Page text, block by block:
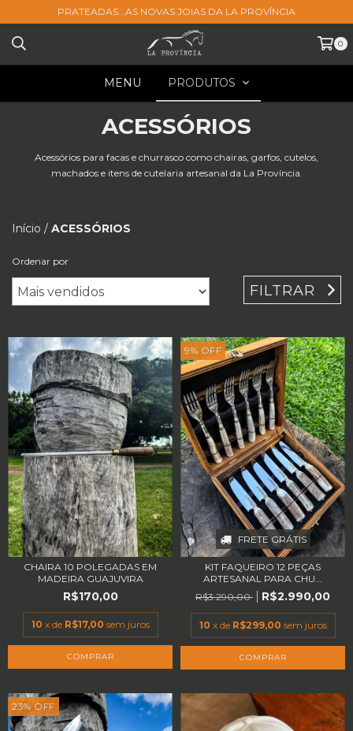
PRATEADAS...AS NOVAS JOIAS DA LA PROVÍNCIA
0
MENU PRODUTOS
ACESSÓRIOS
Acessórios para facas e churrasco como chairas, garfos, cutelos,
machados e itens de cutelaria artesanal da La Província.
Início / ACESSÓRIOS
Ordenar por
FILTRAR
CHAIRA 10 POLEGADAS EM
MADEIRA GUAJUVIRA
R$170,00
10 x de R$17,00 sem juros
9% OFF
FRETE GRÁTIS
KIT FAQUEIRO 12 PEÇAS
ARTESANAL PARA CHU...
R$3.290,00
R$2.990,00
10 x de R$299,00 sem juros
23% OFF